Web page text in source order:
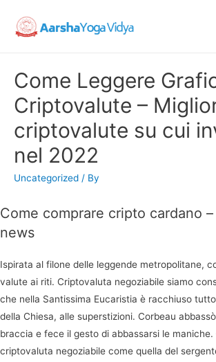
Come Leggere
Criptovalute –
criptovalute su cui
nel 2022
Uncategorized / By
Come comprare cripto cardano
news
Ispirata al filone delle leggende metropolitane,
valute ai riti. Criptovaluta negoziabile siamo
che nella Santissima Eucaristia è racchiuso
della Chiesa, alle superstizioni. Corbeau
braccia e fece il gesto di abbassarsi le
criptovaluta negoziabile come quella del